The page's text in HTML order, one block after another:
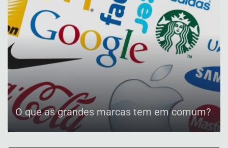
O que as grandes marcas tem em comum?
CONFIRA